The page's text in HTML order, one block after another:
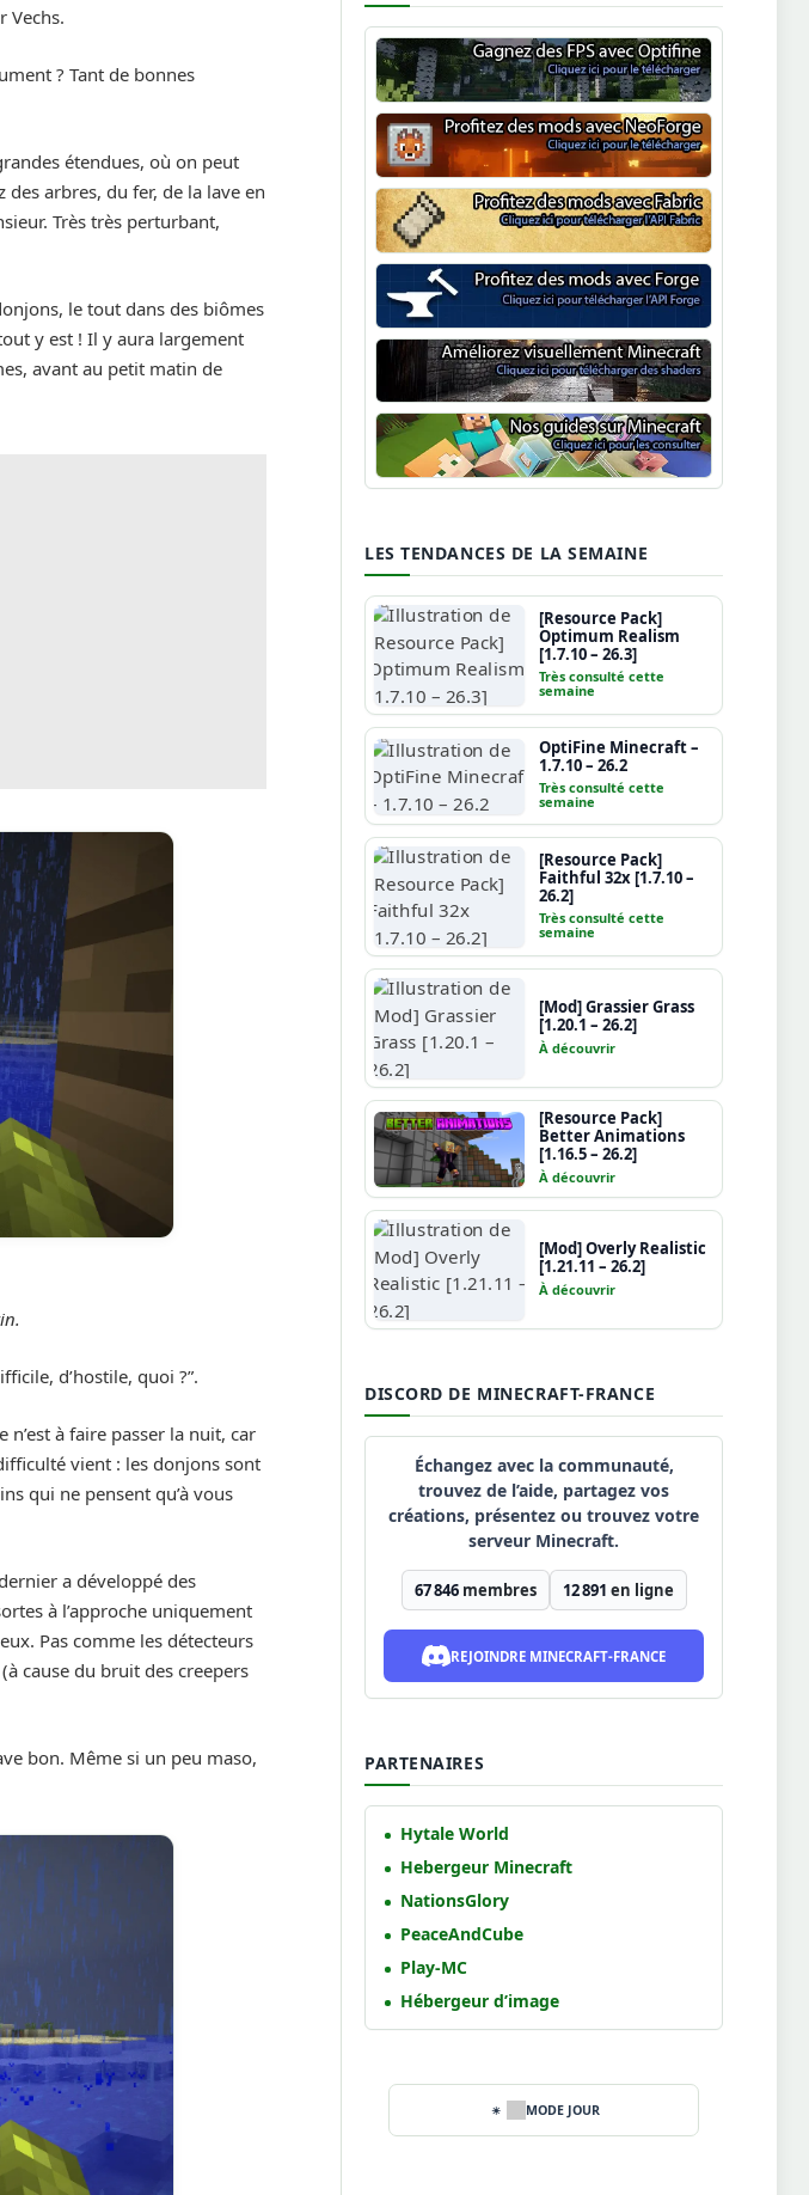
Vechs.
? Tant de bonnes
étendues, où on peut
arbres, du fer, de la lave en
Très très perturbant,
le tout dans des biômes
y est ! Il y aura largement
avant au petit matin de
d’hostile, quoi ?”.
à faire passer la nuit, car
vient : les donjons sont
qui ne pensent qu’à vous
a développé des
à l’approche uniquement
Pas comme les détecteurs
cause du bruit des creepers
bon. Même si un peu maso,
Optifine
NeoForge
Minecraft Fabric
Minecraft Forge
Shaders Minecraft
Guide Minecraft
LES TENDANCES DE LA SEMAINE
[Resource Pack]
Optimum Realism
[1.7.10 – 26.3]
Très consulté cette
semaine
OptiFine Minecraft –
1.7.10 – 26.2
Très consulté cette
semaine
[Resource Pack]
Faithful 32x [1.7.10 –
26.2]
Très consulté cette
semaine
[Mod] Grassier Grass
[1.20.1 – 26.2]
À découvrir
[Resource Pack]
Better Animations
[1.16.5 – 26.2]
À découvrir
[Mod] Overly Realistic
[1.21.11 – 26.2]
À découvrir
DISCORD DE MINECRAFT-FRANCE
Échangez avec la communauté,
trouvez de l’aide, partagez vos
créations, présentez ou trouvez votre
serveur Minecraft.
67 846membres 12 891 en ligne
REJOINDRE MINECRAFT-FRANCE
PARTENAIRES
Hytale World
Hebergeur Minecraft
NationsGlory
PeaceAndCube
Play-MC
Hébergeur d’image
MODE JOUR